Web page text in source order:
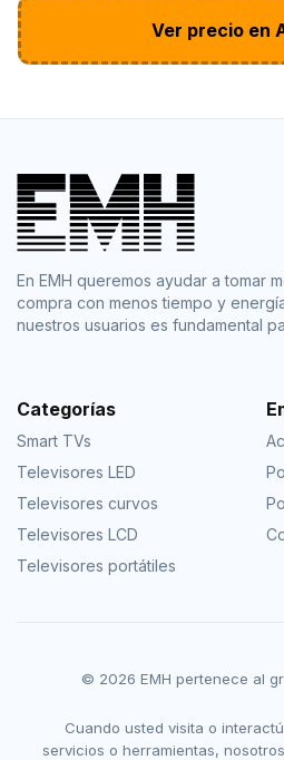
Ver precio en
En EMH queremos ayudar a tomar
compra con menos tiempo y
nuestros usuarios es fundamental
Categorías
Smart TVs
Televisores LED
Televisores curvos
Televisores LCD
Televisores portátiles
© 2026 EMH pertenece al
Cuando usted visita o
servicios o herramientas,